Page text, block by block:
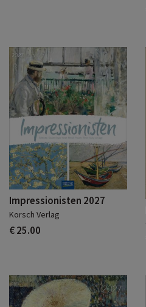
Impressionisten 2027
Korsch Verlag
€ 25.00